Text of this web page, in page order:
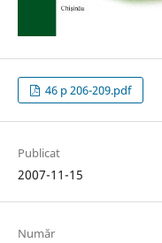
46 p 206-209.pdf
Publicat
2007-11-15
Număr